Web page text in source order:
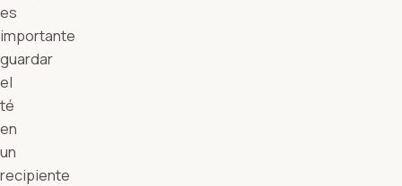
es
importante
guardar
el
té
en
un
recipiente